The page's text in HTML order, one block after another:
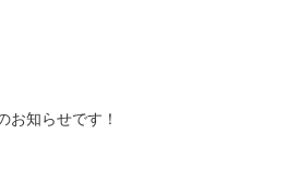
お知らせです！